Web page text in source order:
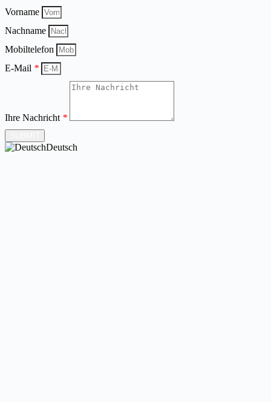
Vorname
Nachname
Mobiltelefon
E-Mail *
Ihre Nachricht *
Deutsch